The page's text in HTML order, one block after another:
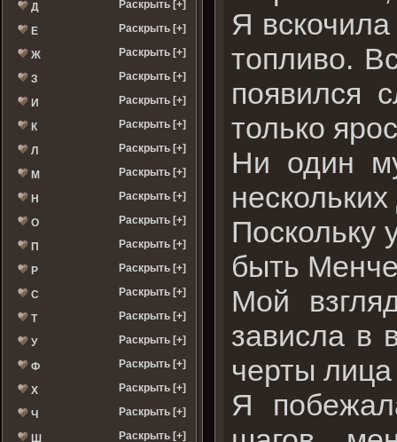
Д Раскрыть [+]
Е Раскрыть [+]
Ж Раскрыть [+]
З Раскрыть [+]
И Раскрыть [+]
К Раскрыть [+]
Л Раскрыть [+]
М Раскрыть [+]
Н Раскрыть [+]
О Раскрыть [+]
П Раскрыть [+]
Р Раскрыть [+]
С Раскрыть [+]
Т Раскрыть [+]
У Раскрыть [+]
Ф Раскрыть [+]
Х Раскрыть [+]
Ч Раскрыть [+]
Ш Раскрыть [+]
Я
топливо.
появился
только
Ни один
Поскольку
быть
Мой
зависла в
черты
Я